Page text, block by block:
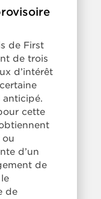
de First
de trois
d’intérêt
cette
ou
d’un
de
de